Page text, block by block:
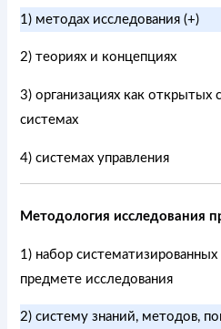
1) методах исследования (+)
2) теориях и концепциях
3) организациях как открытых
системах
4) системах управления
Методология исследования
1) набор
предмете исследования
2) систему знаний, методов,